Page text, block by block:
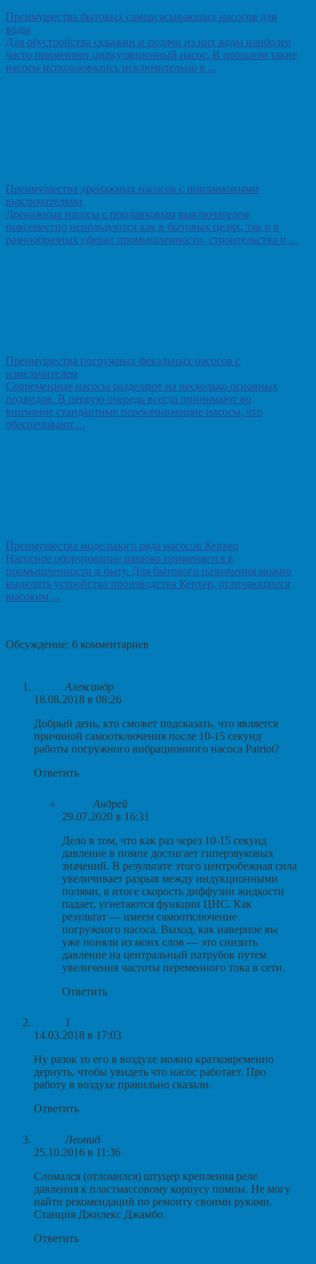
Преимущества бытовых самовсасывающих насосов для
воды
Для обустройства скважин и подачи из них воды наиболее
часто применяют циркуляционный насос. В прошлом такие
насосы использовались исключительно в ...
Преимущества дренажных насосов с поплавковыми
выключателями
Дренажные насосы с поплавковым выключателем
повсеместно используются как в бытовых целях, так и в
разнообразных сферах промышленности, строительства и ...
Преимущества погружных фекальных насосов с
измельчителем
Современные насосы разделяют на несколько основных
подвидов. В первую очередь всегда принимают во
внимание стандартные перекачивающие насосы, что
обеспечивают ...
Преимущества модельного ряда насосов Керхер
Насосное оборудование широко применяется в
промышленности и быту. Для бытового назначения можно
выделить устройства производства Керхер, отличающиеся
высоким ...
Обсуждение: 6 комментариев
Александр
18.08.2018 в 08:26
Добрый день, кто сможет подсказать, что является
причиной самоотключения после 10-15 секунд
работы погружного вибрационного насоса Patriot?
Ответить
Андрей
29.07.2020 в 16:31
Дело в том, что как раз через 10-15 секунд
давление в помпе достигает гиперзвуковых
значений. В результате этого центробежная сила
увеличивает разрыв между индукционными
полями, в итоге скорость диффузии жидкости
падает, угнетаются функции ЦНС. Как
результат — имеем самоотключение
погружного насоса. Выход, как наверное вы
уже поняли из моих слов — это снизить
давление на центральный патрубок путем
увеличения частоты переменного тока в сети.
Ответить
1
14.03.2018 в 17:03
Ну разок то его в воздухе можно кратковременно
дернуть, чтобы увидеть что насос работает. Про
работу в воздухе правильно сказали.
Ответить
Леонид
25.10.2016 в 11:36
Сломался (отломился) штуцер крепления реле
давления к пластмассовому корпусу помпы. Не могу
найти рекомендаций по ремонту своими руками.
Станция Джилекс Джамбо.
Ответить